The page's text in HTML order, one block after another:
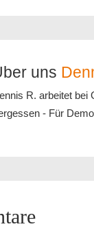
uns
R. arbeitet bei
- Für